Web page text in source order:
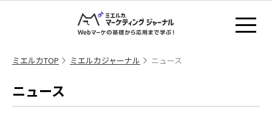
ミエルカTOP ミエルカジャーナル ニュース
ニュース